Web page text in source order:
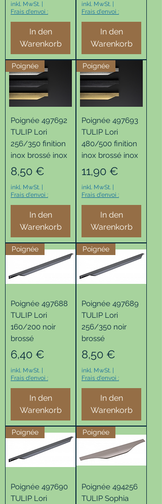
inkl. MwSt.
Frais d'envoi :
In den
Warenkorb
inkl. MwSt.
Frais d'envoi :
In den
Warenkorb
Poignée
Poignée 497692
TULIP Lori
256/350 finition
inox brossé inox
Preis
8,50 €
inkl. MwSt.
Frais d'envoi :
In den
Warenkorb
Poignée
Poignée 497693
TULIP Lori
480/500 finition
inox brossé inox
Preis
11,90 €
inkl. MwSt.
Frais d'envoi :
In den
Warenkorb
Poignée
Poignée 497688
TULIP Lori
160/200 noir
brossé
Preis
6,40 €
inkl. MwSt.
Frais d'envoi :
In den
Warenkorb
Poignée
Poignée 497689
TULIP Lori
256/350 noir
brossé
Preis
8,50 €
inkl. MwSt.
Frais d'envoi :
In den
Warenkorb
Poignée
Poignée 497690
TULIP Lori
Poignée
Poignée 494256
TULIP Sophia